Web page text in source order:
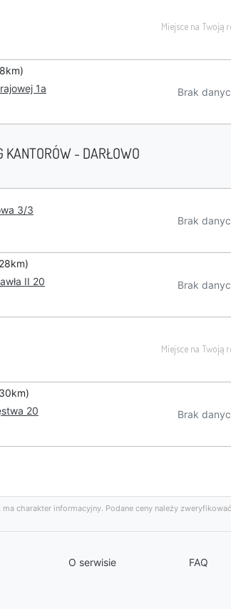
1a
Brak
KANTORÓW - DARŁOWO
3/3
Brak
II 20
Brak
20
Brak
charakter informacyjny. Podane ceny należy
O serwisie FAQ